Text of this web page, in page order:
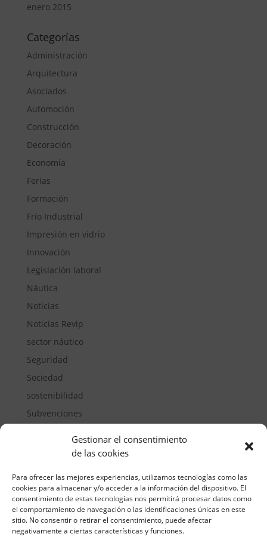
Gestionar el consentimiento
de las cookies
Para ofrecer las mejores experiencias, utilizamos tecnologías como las
cookies para almacenar y/o acceder a la información del dispositivo. El
consentimiento de estas tecnologías nos permitirá procesar datos como
el comportamiento de navegación o las identificaciones únicas en este
sitio. No consentir o retirar el consentimiento, puede afectar
negativamente a ciertas características y funciones.
enero 2015
Categorías
Administración
Arquitectura
Asociados
Automoción
Construcción
Decoración
Economía
Ferias
Formación
Frío Industrial
Impresión en vidrio
Innovación
Legislación laboral
Náutica
Noticias
Noticias Revip
sector náutico
Seguridad
Sociedad
sostenibilidad
Subvenciones